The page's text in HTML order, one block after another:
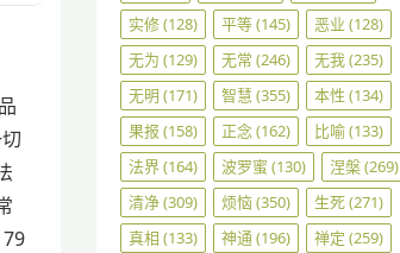
实修(128) 平等(145) 恶业 (128)
无为 (129) 无常 (246) 无我(235)
无明 (171) 智慧 (355) 本性 (134)
果报 (158) 正念(162) 比喻(133)
法界(164) 波罗蜜 (130) 涅槃(269)
清净(309) 烦恼(350) 生死(271)
真相 (133) 神通 (196) 禅定 (259)